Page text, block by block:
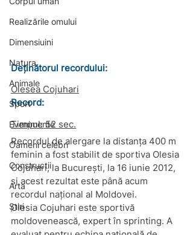
Realizările omului
Dimensiuini
Natura
Animale
Sport
Evenimente
Oameni celebri
Constructii
Arta
Știri
Deținătorul recordului:
Olesea Cojuhari
Record:
Timpul: 52 sec.
Recordul de alergare la distanța 400 m
feminin a fost stabilit de sportiva Olesia
Cojuhari, la București, la 16 iunie 2012,
și acest rezultat este până acum
recordul național al Moldovei.
Olesia Cojuhari este sportivă
moldovenească, expert în sprinting. A